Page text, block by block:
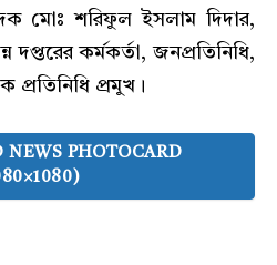
মোঃ শরিফুল ইসলাম দিদার,
কর্মকর্তা, জনপ্রতিনিধি,
প্রতিনিধি প্রমুখ।
NEWS PHOTOCARD